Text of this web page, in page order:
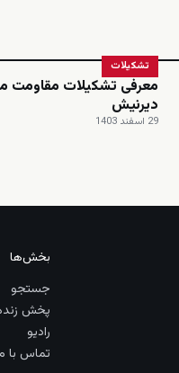
تشکیلات
معرفی تشکیلات مقاومت
دیرنیش
29 اسفند 1403
بخش‌ها
جستجو
پخش
رادیو
تماس با